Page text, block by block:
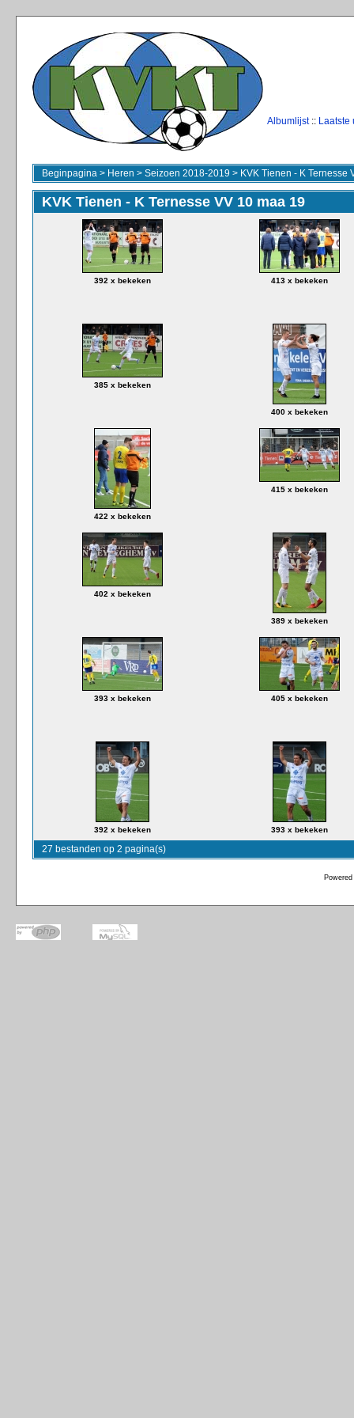
Albumlijst:: Laatste
Beginpagina > Heren > Seizoen 2018-2019 > KVK Tienen - K Ternesse
KVK Tienen - K Ternesse VV 10 maa 19
392 x bekeken 413 x bekeken
385 x bekeken
400 x bekeken
422 x bekeken
415 x bekeken
402 x bekeken
389 x bekeken
393 x bekeken 405 x bekeken
392 x bekeken 393 x bekeken
27 bestanden op 2 pagina(s)